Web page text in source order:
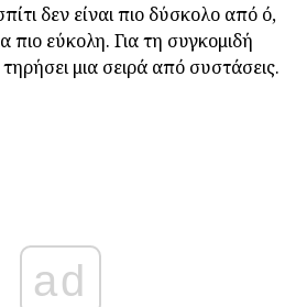
δεν είναι πιο δύσκολο από ό,
πιο εύκολη. Για τη συγκομιδή
μια σειρά από συστάσεις.
ad